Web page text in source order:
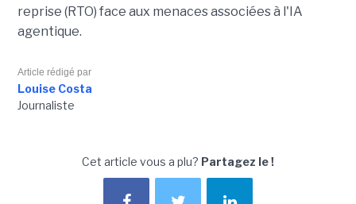
reprise (RTO) face aux menaces associées à l'IA
agentique.
Article rédigé par
Louise Costa
Journaliste
Cet article vous a plu? Partagez le !